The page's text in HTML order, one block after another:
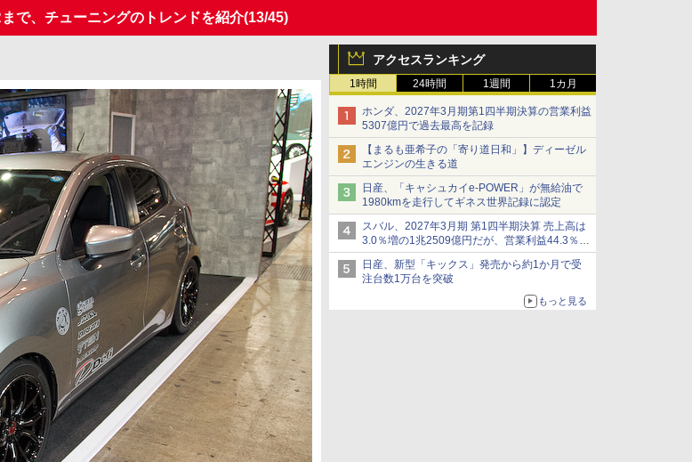
で、チューニングのトレンドを紹介(13/45)
アクセスランキング
1時間 24時間 1週間 1カ月
ホンダ、2027年3月期第1四半期決算の営業利益
5307億円で過去最高を記録
【まるも亜希子の「寄り道日和」】ディーゼル
エンジンの生きる道
日産、「キャシュカイe-POWER」が無給油で
1980kmを走行してギネス世界記録に認定
スバル、2027年3月期 第1四半期決算 売上高は
3.0％増の1兆2509億円だが、営業利益44.3％減
の426億円、当期利益10.3％減の492億円で増収
減益
日産、新型「キックス」発売から約1か月で受
注台数1万台を突破
もっと見る